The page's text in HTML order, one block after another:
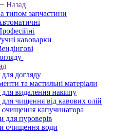
Назад
типом запчастини
кавоварки
догляду
та мастильні матеріали
для видалення накипу
для чищення від кавових олій
очищення капучинатора
для пуроверів
очищення води